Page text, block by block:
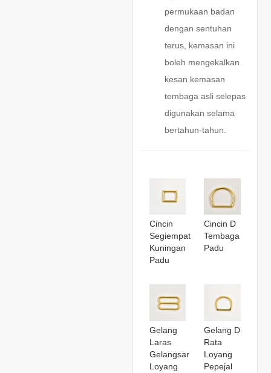
permukaan badan
dengan sentuhan
terus, kemasan ini
boleh mengekalkan
kesan kemasan
tembaga asli selepas
digunakan selama
bertahun-tahun.
Cincin
Segiempat
Kuningan
Padu
Cincin D
Tembaga
Padu
Gelang
Laras
Gelangsar
Loyang
Gelang D
Rata
Loyang
Pepejal